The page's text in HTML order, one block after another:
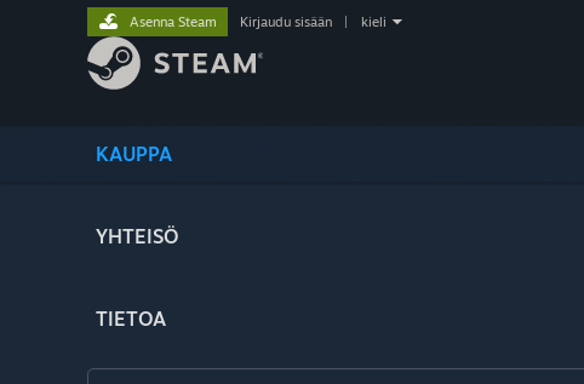
KAUPPA
YHTEISÖ
TIETOA
Asenna Steam Kirjaudu sisään kieli